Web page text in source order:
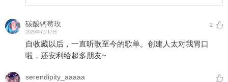
碳酸钙莓玫
2020年7月17日
2
自收藏以后，一直听歌至今的歌单。创建人太对我胃口
啦，还安利给超多朋友~
serendipity_aaaaa